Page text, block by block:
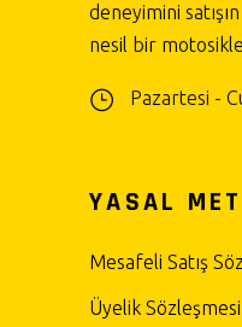
deneyimini
nesil bir
Pazartesi -
YASAL
Mesafeli Satış
Üyelik Sözleşmesi